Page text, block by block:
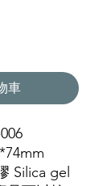
車
Silica gel